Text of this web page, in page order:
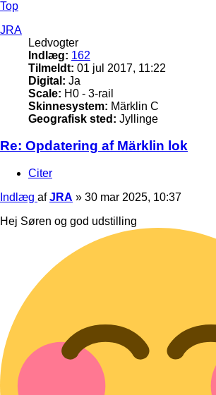
Top
JRA
Ledvogter
Indlæg: 162
Tilmeldt: 01 jul 2017, 11:22
Digital: Ja
Scale: H0 - 3-rail
Skinnesystem: Märklin C
Geografisk sted: Jyllinge
Re: Opdatering af Märklin lok
Citer
Indlæg afJRA » 30 mar 2025, 10:37
Hej Søren og god udstilling